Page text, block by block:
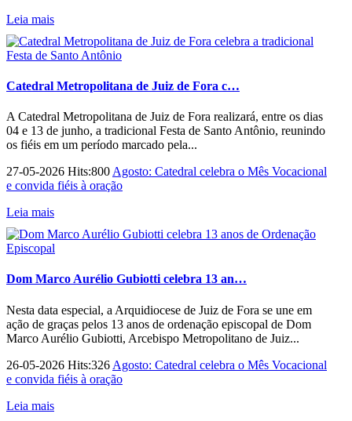
Leia mais
Catedral Metropolitana de Juiz de Fora c…
A Catedral Metropolitana de Juiz de Fora realizará, entre os dias
04 e 13 de junho, a tradicional Festa de Santo Antônio, reunindo
os fiéis em um período marcado pela...
27-05-2026 Hits:800 Agosto: Catedral celebra o Mês Vocacional
e convida fiéis à oração
Leia mais
Dom Marco Aurélio Gubiotti celebra 13 an…
Nesta data especial, a Arquidiocese de Juiz de Fora se une em
ação de graças pelos 13 anos de ordenação episcopal de Dom
Marco Aurélio Gubiotti, Arcebispo Metropolitano de Juiz...
26-05-2026 Hits:326 Agosto: Catedral celebra o Mês Vocacional
e convida fiéis à oração
Leia mais